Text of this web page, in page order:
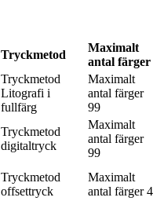
Tryckmetod
Maximalt
antal färger
Tryckmetod
Litografi i
fullfärg
Maximalt
antal färger
99
Tryckmetod
digitaltryck
Maximalt
antal färger
99
Tryckmetod
offsettryck
Maximalt
antal färger 4